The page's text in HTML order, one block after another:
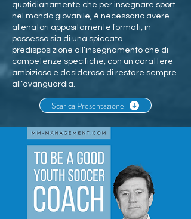
quotidianamente che per insegnare sport
nel mondo giovanile, è necessario avere
allenatori appositamente formati, in
possesso sia di una spiccata
predisposizione all’insegnamento che di
competenze specifiche, con un carattere
ambizioso e desideroso di restare sempre
all’avanguardia.
Scarica Presentazione